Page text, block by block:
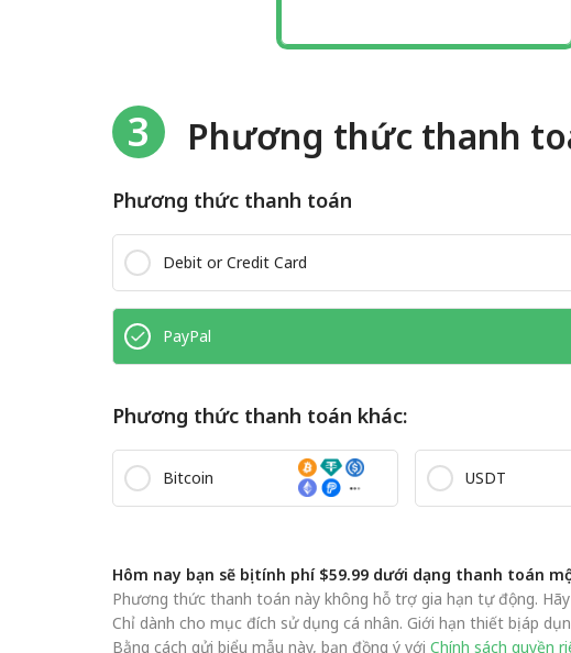
3 Phương thức thanh
Phương thức thanh toán
Debit or Credit Card
PayPal
Phương thức thanh toán khác:
Bitcoin USDT
Hôm nay bạn sẽ bị tính phí $59.99 dưới dạng thanh toán
Phương thức thanh toán này không hỗ trợ gia hạn tự động.
Chỉ dành cho mục đích sử dụng cá nhân. Giới hạn thiết bị áp
Bằng cách gửi biểu mẫu này, bạn đồng ý với Chính sách quyền